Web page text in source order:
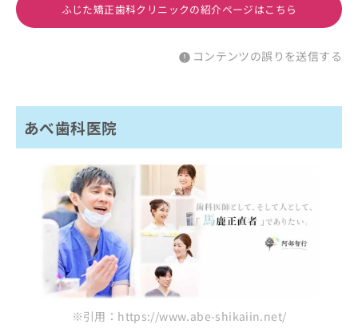
ふじた矯正歯科クリニックの紹介ページはこちら
コンテンツの誤りを送信する
あべ歯科医院
※引用：https://www.abe-shikaiin.net/